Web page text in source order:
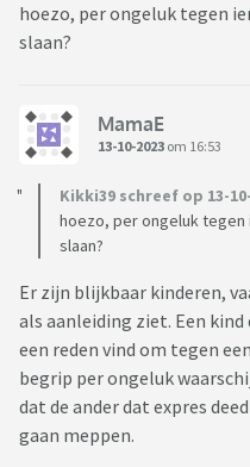
hoezo, per ongeluk tegen
slaan?
MamaE
13-10-2023 om 16:53
Kikki39 schreef op 13-
hoezo, per ongeluk tegen
slaan?
Er zijn blijkbaar kinderen,
als aanleiding ziet. Een
een reden vind om tegen
begrip per ongeluk
dat de ander dat expres
gaan meppen.